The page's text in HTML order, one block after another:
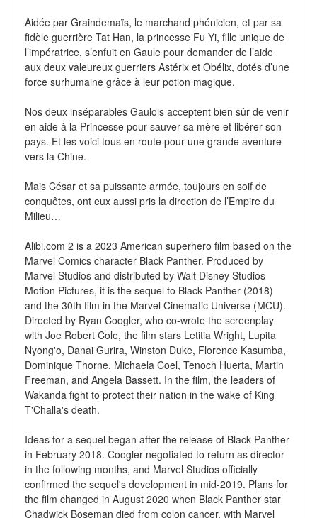
Aidée par Graindemaïs, le marchand phénicien, et par sa
fidèle guerrière Tat Han, la princesse Fu Yi, fille unique de
l’impératrice, s’enfuit en Gaule pour demander de l’aide
aux deux valeureux guerriers Astérix et Obélix, dotés d’une
force surhumaine grâce à leur potion magique.
Nos deux inséparables Gaulois acceptent bien sûr de venir
en aide à la Princesse pour sauver sa mère et libérer son
pays. Et les voici tous en route pour une grande aventure
vers la Chine.
Mais César et sa puissante armée, toujours en soif de
conquêtes, ont eux aussi pris la direction de l’Empire du
Milieu…
Alibi.com 2 is a 2023 American superhero film based on the
Marvel Comics character Black Panther. Produced by
Marvel Studios and distributed by Walt Disney Studios
Motion Pictures, it is the sequel to Black Panther (2018)
and the 30th film in the Marvel Cinematic Universe (MCU).
Directed by Ryan Coogler, who co-wrote the screenplay
with Joe Robert Cole, the film stars Letitia Wright, Lupita
Nyong'o, Danai Gurira, Winston Duke, Florence Kasumba,
Dominique Thorne, Michaela Coel, Tenoch Huerta, Martin
Freeman, and Angela Bassett. In the film, the leaders of
Wakanda fight to protect their nation in the wake of King
T'Challa's death.
Ideas for a sequel began after the release of Black Panther
in February 2018. Coogler negotiated to return as director
in the following months, and Marvel Studios officially
confirmed the sequel's development in mid-2019. Plans for
the film changed in August 2020 when Black Panther star
Chadwick Boseman died from colon cancer, with Marvel